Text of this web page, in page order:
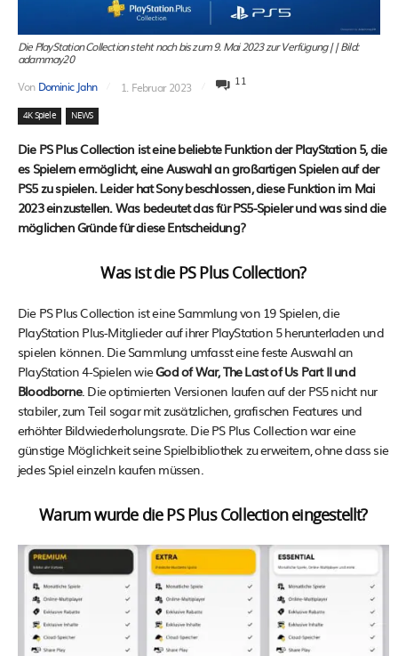
Die PlayStation Collection steht noch bis zum 9. Mai 2023 zur Verfügung || Bild:
adammay20
Von Dominic Jahn 1. Februar 2023 11
4K Spiele NEWS
Die PS Plus Collection ist eine beliebte Funktion der PlayStation 5, die
es Spielern ermöglicht, eine Auswahl an großartigen Spielen auf der
PS5 zu spielen. Leider hat Sony beschlossen, diese Funktion im Mai
2023 einzustellen. Was bedeutet das für PS5-Spieler und was sind die
möglichen Gründe für diese Entscheidung?
Was ist die PS Plus Collection?
Die PS Plus Collection ist eine Sammlung von 19 Spielen, die
PlayStation Plus-Mitglieder auf ihrer PlayStation 5 herunterladen und
spielen können. Die Sammlung umfasst eine feste Auswahl an
PlayStation 4-Spielen wieGod of War, The Last of Us Part II und
Bloodborne. Die optimierten Versionen laufen auf der PS5 nicht nur
stabiler, zum Teil sogar mit zusätzlichen, grafischen Features und
erhöhter Bildwiederholungsrate. Die PS Plus Collection war eine
günstige Möglichkeit seine Spielbibliothek zu erweitern, ohne dass sie
jedes Spiel einzeln kaufen müssen.
Warum wurde die PS Plus Collection eingestellt?